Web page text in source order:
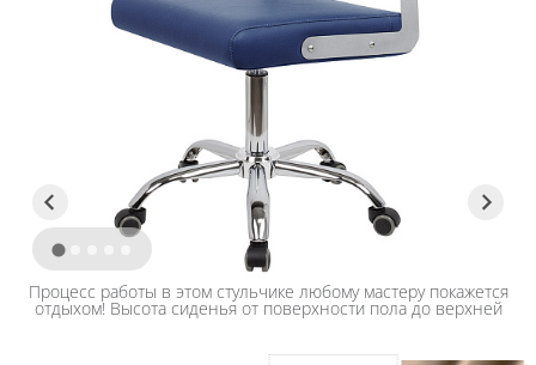
Процесс работы в этом стульчике любому мастеру покажется
отдыхом! Высота сиденья от поверхности пола до верхней
поверхности сиденья по оси подъёмника 480 - 610 мм.